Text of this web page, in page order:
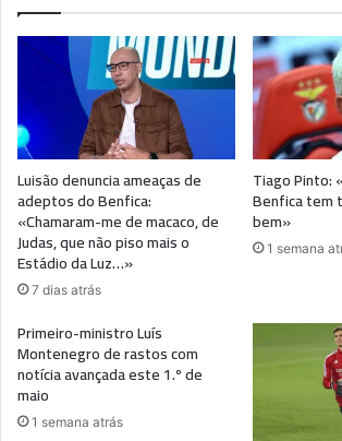
Luisão denuncia ameaças de
adeptos do Benfica:
«Chamaram-me de macaco, de
Judas, que não piso mais o
Estádio da Luz…»
7 dias atrás
Tiago Pinto:
Benfica tem
bem»
1 semana
Primeiro-ministro Luís
Montenegro de rastos com
notícia avançada este 1.º de
maio
1 semana atrás